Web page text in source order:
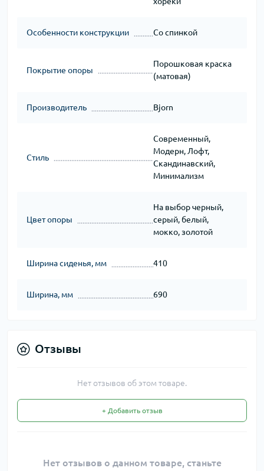
Особенности конструкции Со спинкой
Покрытие опоры
Порошковая краска
(матовая)
Производитель Bjorn
Стиль
Современный,
Модерн, Лофт,
Скандинавский,
Минимализм
Цвет опоры
На выбор черный,
серый, белый,
мокко, золотой
Ширина сиденья, мм 410
Ширина, мм 690
Отзывы
Нет отзывов об этом товаре.
+ Добавить отзыв
Нет отзывов о данном товаре, станьте